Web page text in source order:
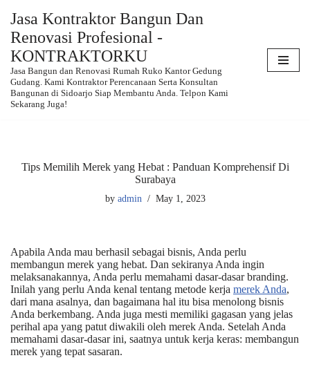
Skip
content
Jasa Kontraktor Bangun Dan
Renovasi Profesional -
KONTRAKTORKU
Jasa Bangun dan Renovasi Rumah Ruko Kantor Gedung
Gudang. Kami Kontraktor Perencanaan Serta Konsultan
Bangunan di Sidoarjo Siap Membantu Anda. Telpon Kami
Sekarang Juga!
Tips Memilih Merek yang Hebat : Panduan Komprehensif Di
Surabaya
by admin May 1, 2023
Apabila Anda mau berhasil sebagai bisnis, Anda perlu
membangun merek yang hebat. Dan sekiranya Anda ingin
melaksanakannya, Anda perlu memahami dasar-dasar branding.
Inilah yang perlu Anda kenal tentang metode kerja merek Anda,
dari mana asalnya, dan bagaimana hal itu bisa menolong bisnis
Anda berkembang. Anda juga mesti memiliki gagasan yang jelas
perihal apa yang patut diwakili oleh merek Anda. Setelah Anda
memahami dasar-dasar ini, saatnya untuk kerja keras: membangun
merek yang tepat sasaran.